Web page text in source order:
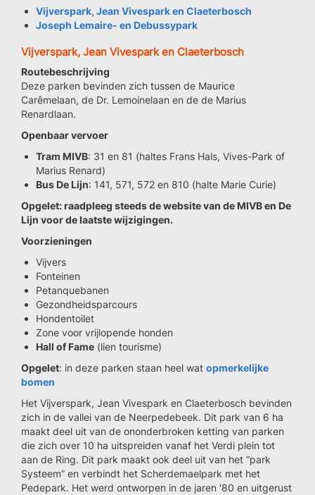
Vijverspark, Jean Vivespark en Claeterbosch
Joseph Lemaire- en Debussypark
Vijverspark, Jean Vivespark en Claeterbosch
Routebeschrijving
Deze parken bevinden zich tussen de Maurice
Carêmelaan, de Dr. Lemoinelaan en de de Marius
Renardlaan.
Openbaar vervoer
Tram MIVB: 31 en 81 (haltes Frans Hals, Vives-Park of
Marius Renard)
Bus De Lijn: 141, 571, 572 en 810 (halte Marie Curie)
Opgelet: raadpleeg steeds de website van de MIVB en De
Lijn voor de laatste wijzigingen.
Voorzieningen
Vijvers
Fonteinen
Petanquebanen
Gezondheidsparcours
Hondentoilet
Zone voor vrijlopende honden
Hall of Fame (lien tourisme)
Opgelet: in deze parken staan heel wat opmerkelijke
bomen
Het Vijverspark, Jean Vivespark en Claeterbosch bevinden
zich in de vallei van de Neerpedebeek. Dit park van 6 ha
maakt deel uit van de ononderbroken ketting van parken
die zich over 10 ha uitspreiden vanaf het Verdi plein tot
aan de Ring. Dit park maakt ook deel uit van het “park
Systeem” en verbindt het Scherdemaelpark met het
Pedepark. Het werd ontworpen in de jaren '80 en uitgerust